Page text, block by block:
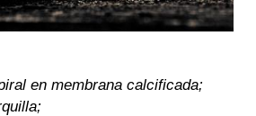
en membrana calcificada;